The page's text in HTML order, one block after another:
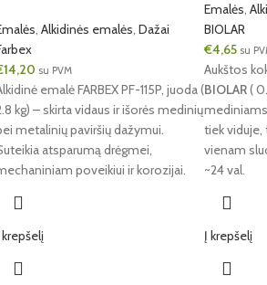
, Alkidinės emalės, Dažai
14,20 su PVM
emalė FARBEX PF-115P, juoda (
kg) – skirta vidaus ir išorės medinių
metalinių paviršių dažymui.
atsparumą drėgmei,
poveikiui ir korozijai.
Emalės,
BIOLAR
€4,65 su
Aukštos
BIOLAR(
tiek viduje,
vienam
~24 val.
Į krepšelį